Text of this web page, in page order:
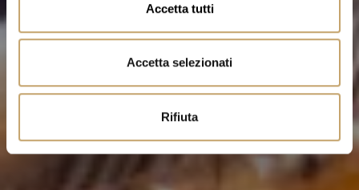
s
Accetta tutti
Accetta selezionati
Rifiuta